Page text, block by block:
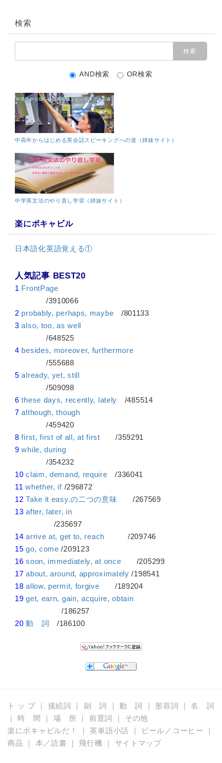
検索
AND検索 OR検索
中高年からはじめる英会話スピーキングへの道（姉妹サイト）
中学英文法のやり直し学習（姉妹サイト）
楽にボキャビル
日本語化英語覚える①
人気記事 BEST20
1 FrontPage
/3910066
2 probably, perhaps, maybe /801133
3 also, too, as well
/648525
4 besides, moreover, furthermore
/555688
5 already, yet, still
/509098
6 these days, recently, lately /485514
7 although, though
/459420
8 first, first of all, at first /359291
9 while, during
/354232
10 claim, demand, require /336041
11 whether, if/296872
12 Take it easy.の二つの意味 /267569
13 after, later, in
/235697
14 arrive at, get to, reach /209746
15 go, come /209123
16 soon, immediately, at once /205299
17 about, around, approximately /198541
18 allow, permit, forgive /189204
19 get, earn, gain, acquire, obtain
/186257
20 動 詞 /186100
ト ッ プ｜ 接続詞 ｜ 副 詞 ｜ 動 詞 ｜ 形容詞 ｜名 詞
｜ 時 間 ｜ 場 所 ｜ 前置詞 ｜ その他
楽にボキャビルだ！
｜英単語小話 ｜ ビール／コーヒー ｜
商品 ｜ 本／読書 ｜ 飛行機 ｜ サイトマップ